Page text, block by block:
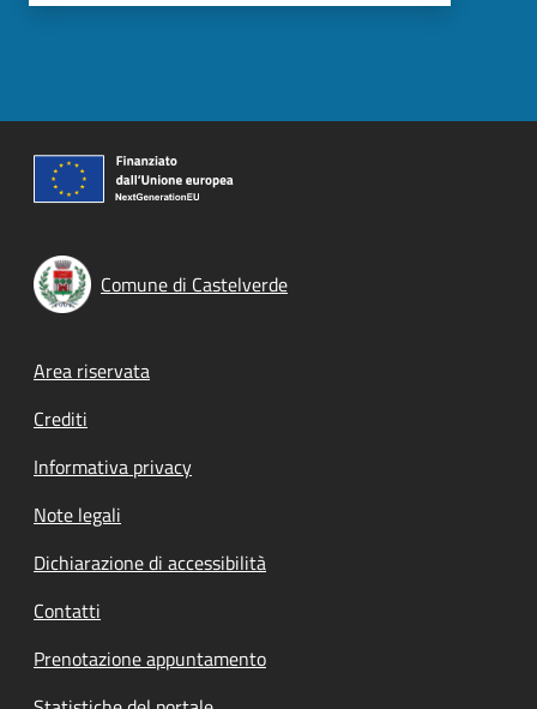
Comune di Castelverde
Footer menu
Area riservata
Crediti
Informativa privacy
Note legali
Dichiarazione di accessibilità
Contatti
Prenotazione appuntamento